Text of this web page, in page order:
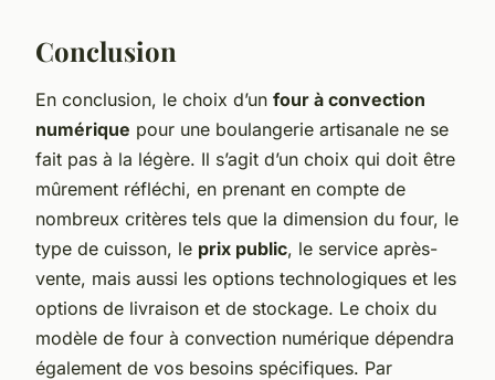
Conclusion
En conclusion, le choix d’un four à convection
numérique pour une boulangerie artisanale ne se
fait pas à la légère. Il s’agit d’un choix qui doit être
mûrement réfléchi, en prenant en compte de
nombreux critères tels que la dimension du four, le
type de cuisson, le prix public, le service après-
vente, mais aussi les options technologiques et les
options de livraison et de stockage. Le choix du
modèle de four à convection numérique dépendra
également de vos besoins spécifiques. Par